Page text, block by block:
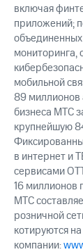
включая
приложений;
мониторинга,
мобильной
89 миллионов
бизнеса МТС
крупнейшую
в интернет и
сервисами
16 миллионов
МТС
розничной
котируются
компании: